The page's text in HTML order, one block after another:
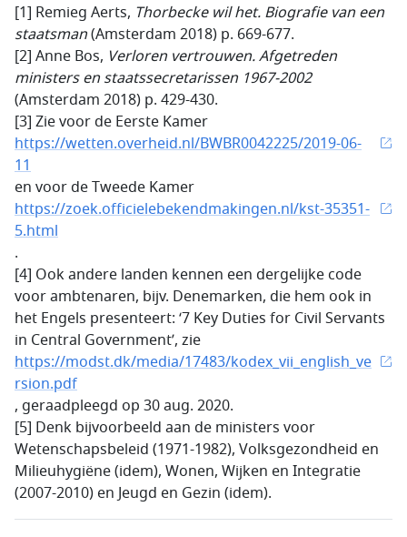
[1] Remieg Aerts, Thorbecke wil het. Biografie van een
staatsman(Amsterdam 2018) p. 669-677.
[2] Anne Bos, Verloren vertrouwen. Afgetreden
ministers en staatssecretarissen 1967-2002
(Amsterdam 2018) p. 429-430.
[3] Zie voor de Eerste Kamer
https://wetten.overheid.nl/BWBR0042225/2019-06-
11
en voor de Tweede Kamer
https://zoek.officielebekendmakingen.nl/kst-35351-
5.html
.
[4] Ook andere landen kennen een dergelijke code
voor ambtenaren, bijv. Denemarken, die hem ook in
het Engels presenteert: ‘7 Key Duties for Civil Servants
in Central Government’, zie
https://modst.dk/media/17483/kodex_vii_english_ve
rsion.pdf
, geraadpleegd op 30 aug. 2020.
[5] Denk bijvoorbeeld aan de ministers voor
Wetenschapsbeleid (1971-1982), Volksgezondheid en
Milieuhygiëne (idem), Wonen, Wijken en Integratie
(2007-2010) en Jeugd en Gezin (idem).